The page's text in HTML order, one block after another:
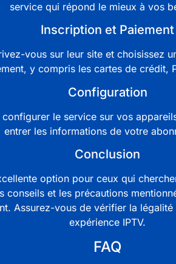
service qui répond le mieux à vos
Inscription et Paiement
vous sur leur site et choisissez
y compris les cartes de crédit,
Configuration
le service sur vos
entrer les informations de votre
Conclusion
option pour ceux qui
et les précautions
Assurez-vous de vérifier la
expérience IPTV.
FAQ